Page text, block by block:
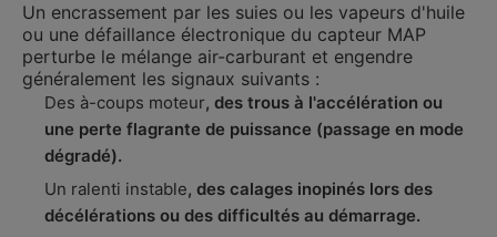
Un encrassement par les suies ou les vapeurs d'huile
ou une défaillance électronique du capteur MAP
perturbe le mélange air-carburant et engendre
généralement les signaux suivants :
Des à-coups moteur, des trous à l'accélération ou
une perte flagrante de puissance (passage en mode
dégradé).
Un ralenti instable, des calages inopinés lors des
décélérations ou des difficultés au démarrage.